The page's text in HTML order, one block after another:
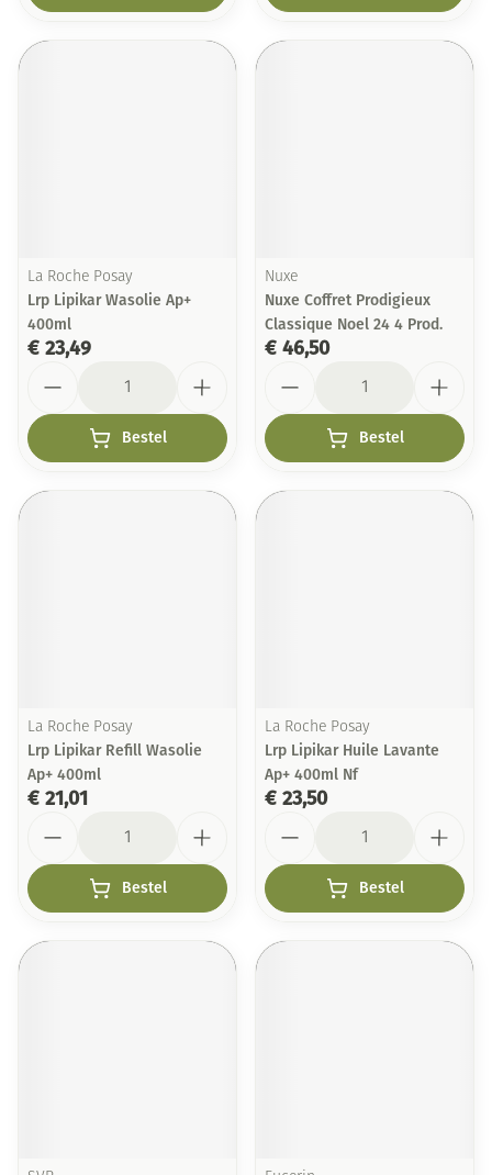
La Roche Posay
Lrp Lipikar Wasolie Ap+
400ml
€ 23,49
Bestel
Nuxe
Nuxe Coffret Prodigieux
Classique Noel 24 4 Prod.
€ 46,50
Bestel
La Roche Posay
Lrp Lipikar Refill Wasolie
Ap+ 400ml
€ 21,01
Bestel
La Roche Posay
Lrp Lipikar Huile Lavante
Ap+ 400ml Nf
€ 23,50
Bestel